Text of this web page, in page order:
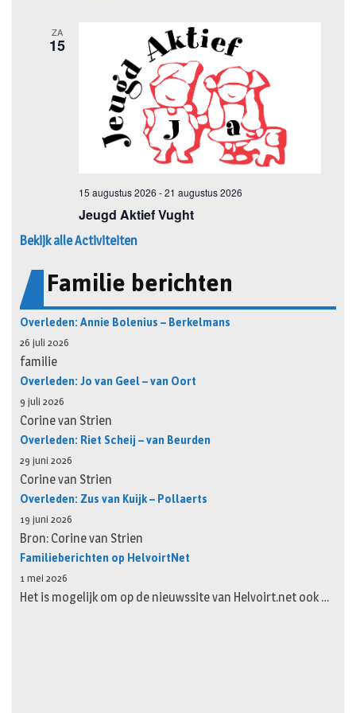
Bekijk alle Activiteiten
Familie berichten
Overleden: Annie Bolenius – Berkelmans
26 juli 2026
familie
Overleden: Jo van Geel – van Oort
9 juli 2026
Corine van Strien
Overleden: Riet Scheij – van Beurden
29 juni 2026
Corine van Strien
Overleden: Zus van Kuijk – Pollaerts
19 juni 2026
Bron: Corine van Strien
Familieberichten op HelvoirtNet
1 mei 2026
Het is mogelijk om op de nieuwssite van Helvoirt.net ook …